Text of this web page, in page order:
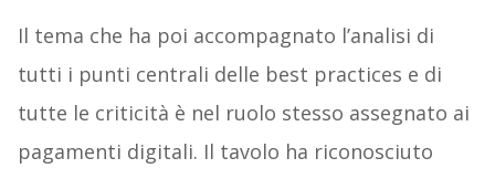
Il tema che ha poi accompagnato l’analisi di
tutti i punti centrali delle best practices e di
tutte le criticità è nel ruolo stesso assegnato ai
pagamenti digitali. Il tavolo ha riconosciuto